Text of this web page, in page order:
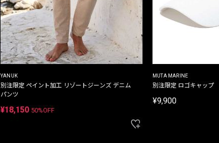
YANUK
別注限定 ペイント加工 リゾートジーンズ デニム
パンツ
¥18,150 50%OFF
MUTA MARINE
別注限定 ロゴキャップ
¥9,900